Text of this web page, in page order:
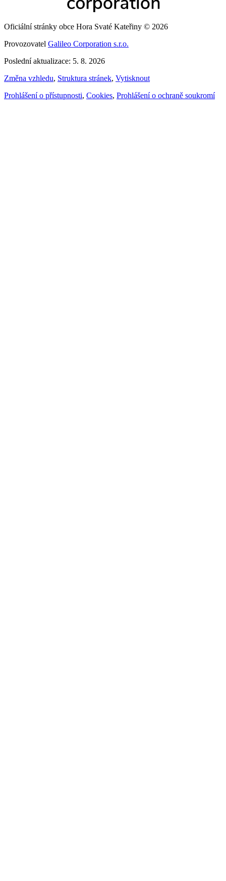
Oficiální stránky obce Hora Svaté Kateřiny © 2026
Provozovatel Galileo Corporation s.r.o.
Poslední aktualizace: 5. 8. 2026
Změna vzhledu, Struktura stránek, Vytisknout
Prohlášení o přístupnosti, Cookies, Prohlášení o ochraně soukromí